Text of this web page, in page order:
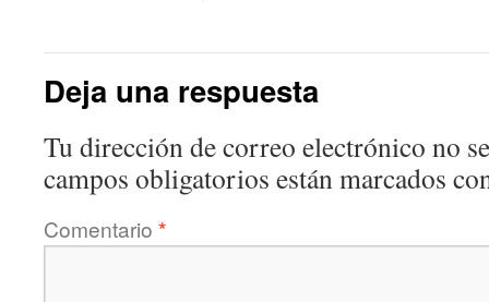
Deja una respuesta
Tu dirección de correo electrónico no
campos obligatorios están marcados
Comentario *